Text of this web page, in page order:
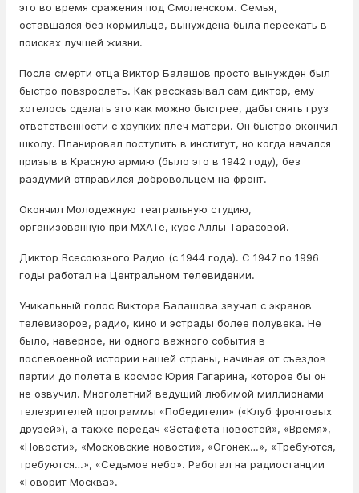
это во время сражения под Смоленском. Семья,
оставшаяся без кормильца, вынуждена была переехать в
поисках лучшей жизни.
После смерти отца Виктор Балашов просто вынужден был
быстро повзрослеть. Как рассказывал сам диктор, ему
хотелось сделать это как можно быстрее, дабы снять груз
ответственности с хрупких плеч матери. Он быстро окончил
школу. Планировал поступить в институт, но когда начался
призыв в Красную армию (было это в 1942 году), без
раздумий отправился добровольцем на фронт.
Окончил Молодежную театральную студию,
организованную при МХАТе, курс Аллы Тарасовой.
Диктор Всесоюзного Радио (с 1944 года). С 1947 по 1996
годы работал на Центральном телевидении.
Уникальный голос Виктора Балашова звучал с экранов
телевизоров, радио, кино и эстрады более полувека. Не
было, наверное, ни одного важного события в
послевоенной истории нашей страны, начиная от съездов
партии до полета в космос Юрия Гагарина, которое бы он
не озвучил. Многолетний ведущий любимой миллионами
телезрителей программы «Победители» («Клуб фронтовых
друзей»), а также передач «Эстафета новостей», «Время»,
«Новости», «Московские новости», «Огонек…», «Требуются,
требуются…», «Седьмое небо». Работал на радиостанции
«Говорит Москва».